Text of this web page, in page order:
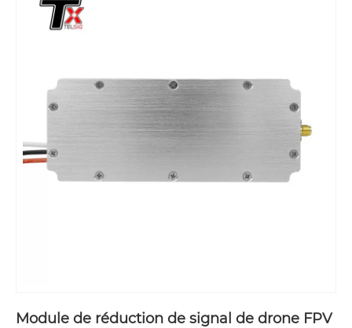
proposer des types plus personnalisés pour divers
besoins spécifiques.
Module de réduction de signal de drone FPV